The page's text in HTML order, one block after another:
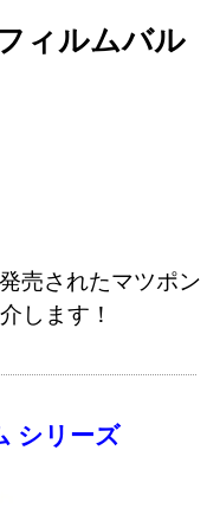
ィルムバル
売されたマツポン
します！
シリーズ